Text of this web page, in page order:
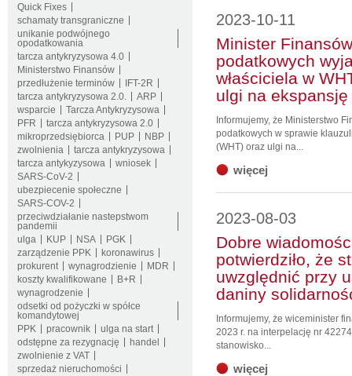
Quick Fixes
schamaty transgraniczne
unikanie podwójnego
opodatkowania
tarcza antykryzysowa 4.0
Ministerstwo Finansów
przedłużenie terminów
IFT-2R
tarcza antykryzysowa 2.0.
ARP
wsparcie
Tarcza Antykryzysowa
PFR
tarcza antykryzysowa 2.0
mikroprzedsiębiorca
PUP
NBP
zwolnienia
tarcza antykryzysowa
tarcza antykyzysowa
wniosek
SARS-CoV-2
ubezpiecenie społeczne
SARS-COV-2
przeciwdziałanie nastepstwom
pandemii
ulga
KUP NSA
PGK
zarządzenie PPK
koronawirus
prokurent
wynagrodzienie
MDR
koszty kwalifikowane
B+R
wynagrodzenie
odsetki od pożyczki w spółce
komandytowej
PPK
pracownik
ulga na start
odstępne za rezygnację
handel
zwolnienie z VAT
sprzedaż nieruchomości
2023-10-11
Minister
podatkowych
właściciela w
ulgi na ekspansję
Informujemy, że Ministerstwo
podatkowych w sprawie
(WHT) oraz ulgi na...
więcej
2023-08-03
Dobre
potwierdziło, że
uwzględnić przy
daniny
Informujemy, że wiceminister
2023 r. na interpelację nr
stanowisko...
więcej